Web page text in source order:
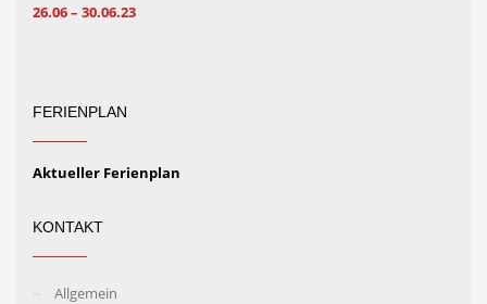
26.06 – 30.06.23
FERIENPLAN
Aktueller Ferienplan
KONTAKT
Allgemein